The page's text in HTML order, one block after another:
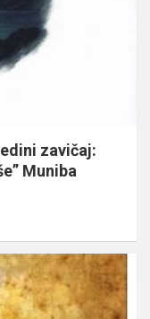
zavičaj:
Muniba